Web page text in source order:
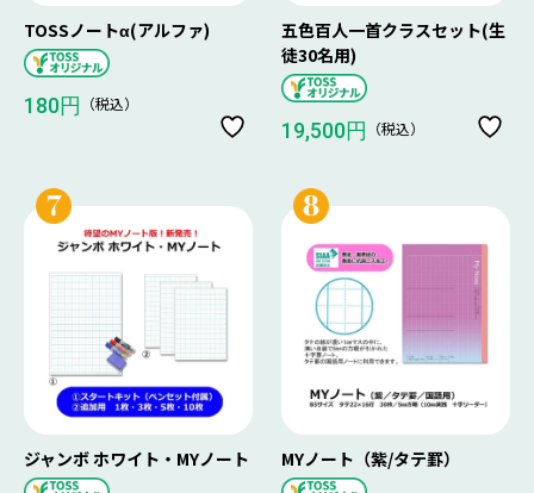
TOSSノートα(アルファ)
180円 （税込）
五色百人一首クラスセット(生
徒30名用)
19,500円 （税込）
ジャンボ ホワイト・MYノート MYノート（紫/タテ罫）